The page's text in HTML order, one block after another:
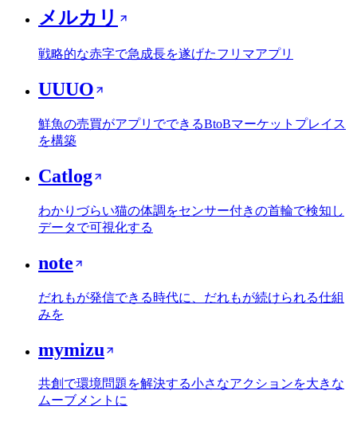
メルカリ
戦略的な赤字で急成長を遂げたフリマアプリ
UUUO
鮮魚の売買がアプリでできるBtoBマーケットプレイス
を構築
Catlog
わかりづらい猫の体調をセンサー付きの首輪で検知し
データで可視化する
note
だれもが発信できる時代に、だれもが続けられる仕組
みを
mymizu
共創で環境問題を解決する小さなアクションを大きな
ムーブメントに